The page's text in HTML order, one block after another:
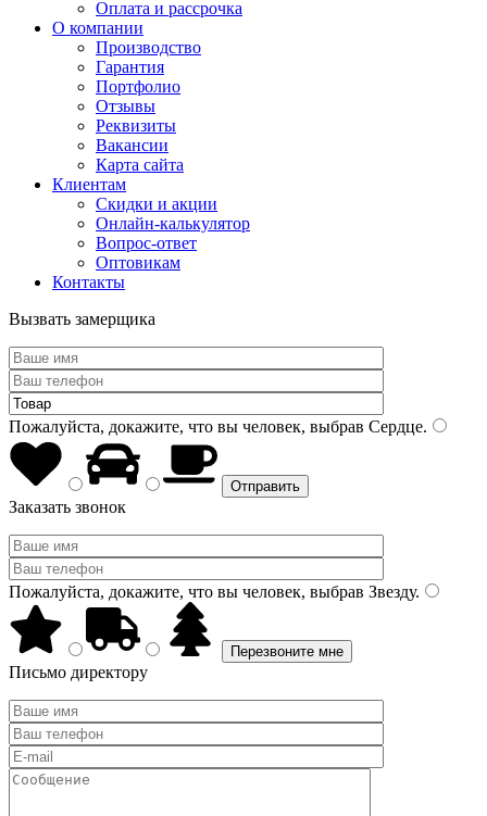
Оплата и рассрочка
О компании
Производство
Гарантия
Портфолио
Отзывы
Реквизиты
Вакансии
Карта сайта
Клиентам
Скидки и акции
Онлайн-калькулятор
Вопрос-ответ
Оптовикам
Контакты
Вызвать замерщика
Пожалуйста, докажите, что вы человек, выбрав Сердце.
Заказать звонок
Пожалуйста, докажите, что вы человек, выбрав Звезду.
Письмо директору